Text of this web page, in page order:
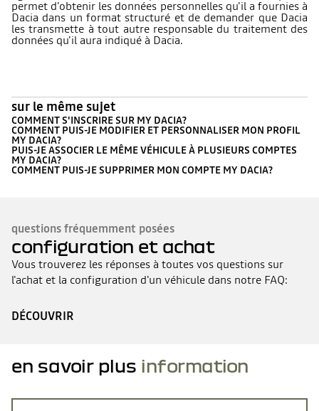
permet d'obtenir les données personnelles qu'il a fournies à
Dacia dans un format structuré et de demander que Dacia
les transmette à tout autre responsable du traitement des
données qu'il aura indiqué à Dacia.
sur le même sujet
COMMENT S'INSCRIRE SUR MY DACIA?
COMMENT PUIS-JE MODIFIER ET PERSONNALISER MON PROFIL
MY DACIA?
PUIS-JE ASSOCIER LE MÊME VÉHICULE À PLUSIEURS COMPTES
MY DACIA?
COMMENT PUIS-JE SUPPRIMER MON COMPTE MY DACIA?
questions fréquemment posées
configuration et achat
Vous trouverez les réponses à toutes vos questions sur
l'achat et la configuration d'un véhicule dans notre FAQ:
DÉCOUVRIR
en savoir plus information